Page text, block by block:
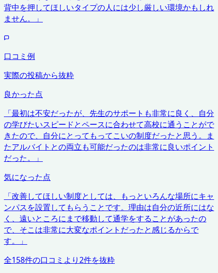
背中を押してほしいタイプの人には少し厳しい環境かもしれ
ません。
」
口コミ例
実際の投稿から抜粋
良かった点
「最初は不安だったが、先生のサポートも非常に良く、自分
の学びたいスピードとペースに合わせて高校に通うことがで
きたので、自分にとってもってこいの制度だったと思う。ま
たアルバイトとの両立も可能だったのは非常に良いポイント
だった。
」
気になった点
「改善してほしい制度としては、もっといろんな場所にキャ
ンパスを設置してもらうことです。理由は自分の近所にはな
く、遠いところにまで移動して通学をすることがあったの
で、そこは非常に大変なポイントだったと感じるからで
す。
」
全158件の口コミより2件を抜粋